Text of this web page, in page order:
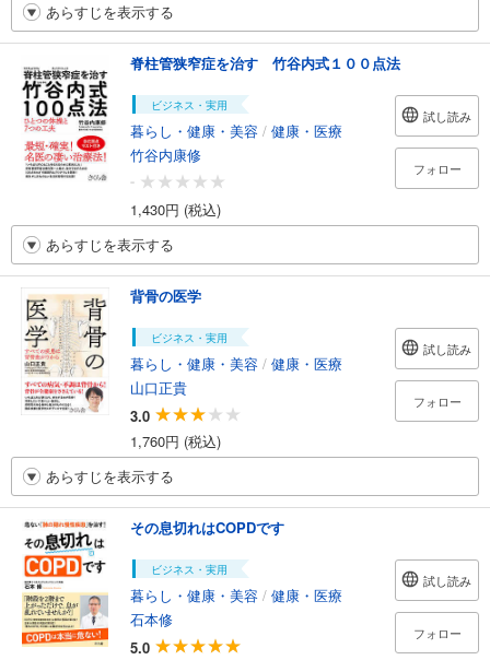
あらすじを表示する
脊柱管狭窄症を治す 竹谷内式１００点法
ビジネス・実用
暮らし・健康・美容 / 健康・医療
竹谷内康修
-
1,430円 (税込)
試し読み
フォロー
あらすじを表示する
背骨の医学
ビジネス・実用
暮らし・健康・美容 / 健康・医療
山口正貴
3.0
1,760円 (税込)
試し読み
フォロー
あらすじを表示する
その息切れはCOPDです
ビジネス・実用
暮らし・健康・美容 / 健康・医療
石本修
5.0
試し読み
フォロー